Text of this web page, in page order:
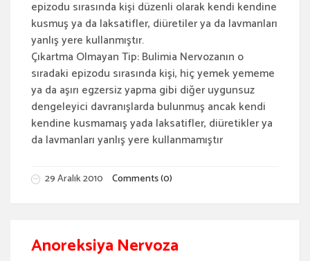
epizodu sırasında kişi düzenli olarak kendi kendine
kusmuş ya da laksatifler, diüretiler ya da lavmanları
yanlış yere kullanmıştır.
Çıkartma Olmayan Tip: Bulimia Nervozanın o
sıradaki epizodu sırasında kişi, hiç yemek yememe
ya da aşırı egzersiz yapma gibi diğer uygunsuz
dengeleyici davranışlarda bulunmuş ancak kendi
kendine kusmamaış yada laksatifler, diüretikler ya
da lavmanları yanlış yere kullanmamıştır
29 Aralık 2010 Comments (0)
Anoreksiya Nervoza